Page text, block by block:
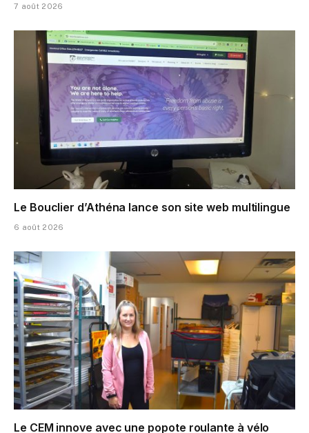
7 août 2026
Le Bouclier d’Athéna lance son site web multilingue
6 août 2026
Le CEM innove avec une popote roulante à vélo